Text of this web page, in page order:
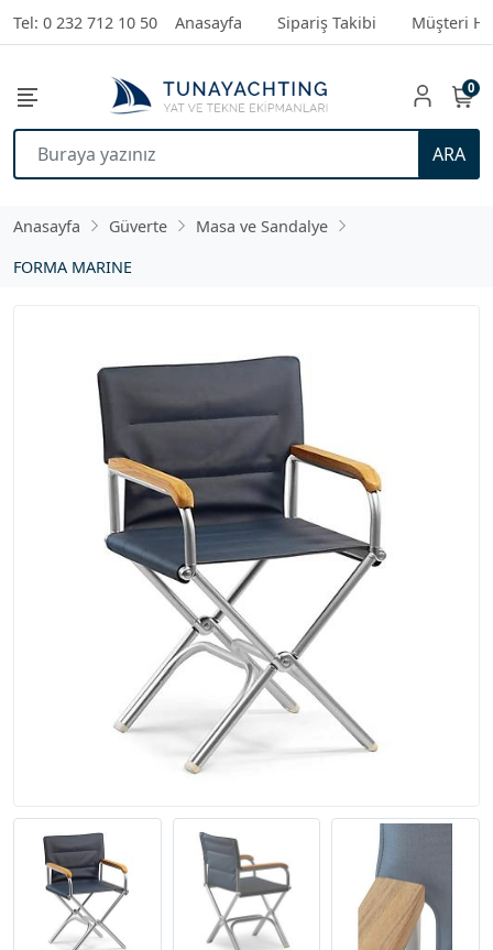
Tel: 0 232 712 10 50 Anasayfa Sipariş Takibi Müşteri
ARA
0
Anasayfa Güverte
Masa ve Sandalye
FORMA MARINE